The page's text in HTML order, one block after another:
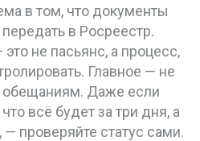
в том, что документы
в Росреестр.
не пасьянс, а процесс,
Главное — не
обещаниям. Даже если
всё будет за три дня, а
проверяйте статус сами.